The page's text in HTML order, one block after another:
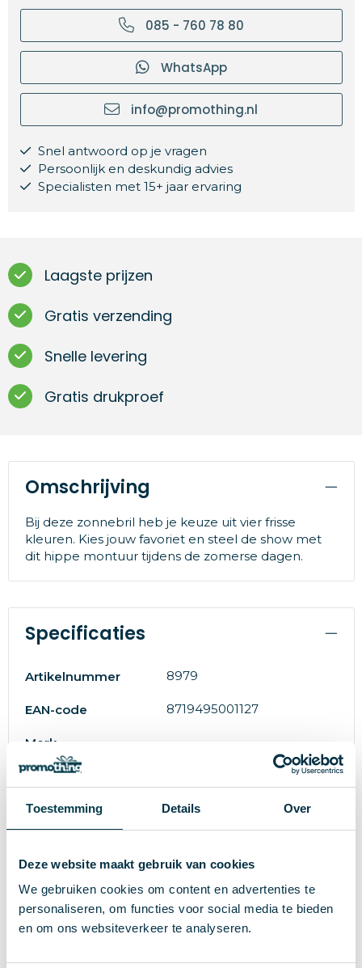
Toestemming Details Over
Deze website maakt gebruik van cookies
We gebruiken cookies om content en advertenties te
personaliseren, om functies voor social media te bieden
en om ons websiteverkeer te analyseren.
085 - 760 78 80
WhatsApp
info@promothing.nl
Snel antwoord op je vragen
Persoonlijk en deskundig advies
Specialisten met 15+ jaar ervaring
Laagste prijzen
Gratis verzending
Snelle levering
Gratis drukproef
Omschrijving
Bij deze zonnebril heb je keuze uit vier frisse
kleuren. Kies jouw favoriet en steel de show met
dit hippe montuur tijdens de zomerse dagen.
Specificaties
Artikelnummer 8979
EAN-code 8719495001127
Merk
Gewicht
Materiaal 100% Polycarbonaat
Wat anderen bekijken